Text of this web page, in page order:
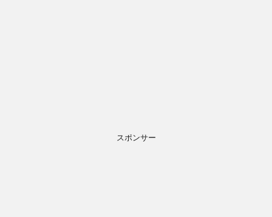
スポンサー